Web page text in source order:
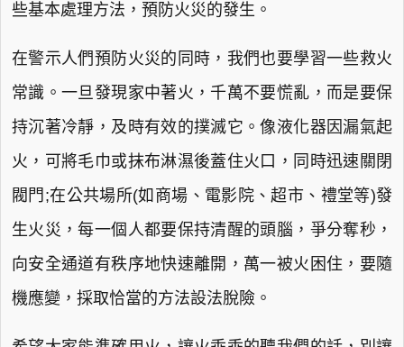
些基本處理方法，預防火災的發生。
在警示人們預防火災的同時，我們也要學習一些救火
常識。一旦發現家中著火，千萬不要慌亂，而是要保
持沉著冷靜，及時有效的撲滅它。像液化器因漏氣起
火，可將毛巾或抹布淋濕後蓋住火口，同時迅速關閉
閥門;在公共場所(如商場、電影院、超市、禮堂等)發
生火災，每一個人都要保持清醒的頭腦，爭分奪秒，
向安全通道有秩序地快速離開，萬一被火困住，要隨
機應變，採取恰當的方法設法脫險。